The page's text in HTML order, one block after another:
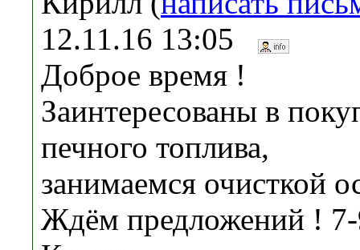
12.11.16 13:05
Доброе время !
Заинтересованы в
печного топлива,
занимаемся очисткой
Ждём предложений !